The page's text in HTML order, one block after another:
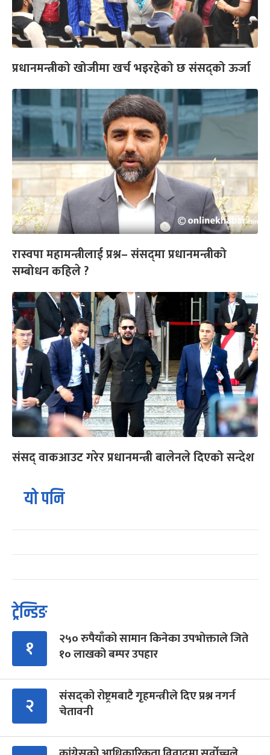
प्रधानमन्त्रीको खोजीमा खर्च भइरहेको छ संसद्को ऊर्जा
रास्वपा महामन्त्रीलाई प्रश्न– संसद्‌मा प्रधानमन्त्रीको
सम्बोधन कहिले ?
संसद् वाकआउट गरेर प्रधानमन्त्री बालेनले दिएको सन्देश
यो पनि
ट्रेन्डिङ
१
२५० रुपैयाँको सामान किनेका उपभोक्ताले जिते
१० लाखको बम्पर उपहार
२
संसद्को रोष्ट्रमबाटै गृहमन्त्रीले दिए प्रश्न नगर्न
चेतावनी